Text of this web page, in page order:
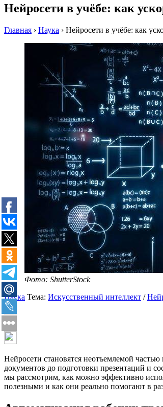
Нейросети в учёбе: как
Главная › Наука › Нейросети в учёбе: как
Фото: ShutterStock
Наука Тема: Искусственный интеллект /
Нейросети становятся неотъемлемой
документов до подготовки презентаций и
мы рассмотрим, как можно эффективно
полезными и как они реально помогают в